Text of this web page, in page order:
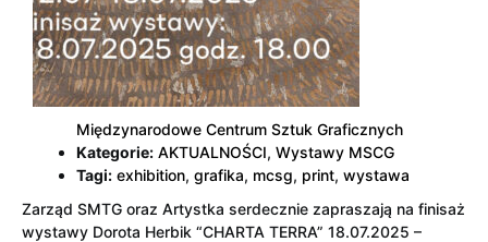
Międzynarodowe Centrum Sztuk Graficznych
Kategorie: AKTUALNOŚCI, Wystawy MSCG
Tagi: exhibition, grafika, mcsg, print, wystawa
Zarząd SMTG oraz Artystka serdecznie zapraszają na finisaż
wystawy Dorota Herbik “CHARTA TERRA” 18.07.2025 –